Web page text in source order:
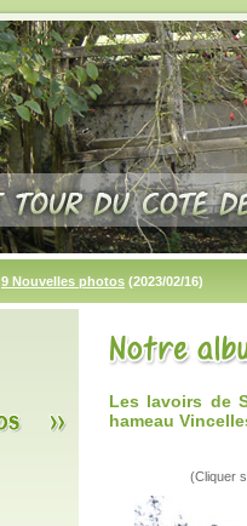
9 Nouvelles photos (2023/02/16)
Les lavoirs de
hameau
(Cliquer